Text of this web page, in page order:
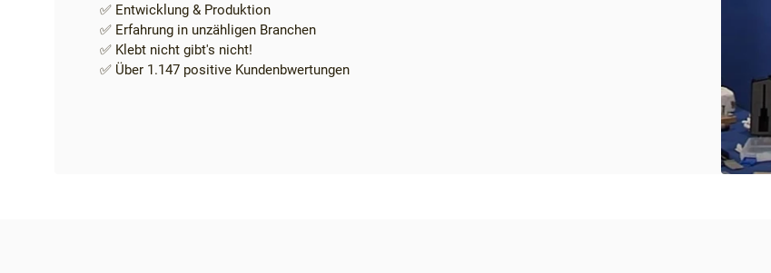
✅ Entwicklung & Produktion
✅ Erfahrung in unzähligen Branchen
✅ Klebt nicht gibt's nicht!
✅ Über 1.147 positive Kundenbwertungen